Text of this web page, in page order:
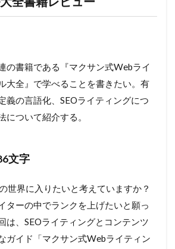
の書籍である『マクサン式Webライ
大全』で学べることを書きたい。有
義の言語化、SEOライティングにつ
について紹介する。
文字
世界に入りたいと考えていますか？
ターの中でランクを上げたいと願っ
は、SEOライティングとコンテンツ
ガイド「マクサン式Webライティン